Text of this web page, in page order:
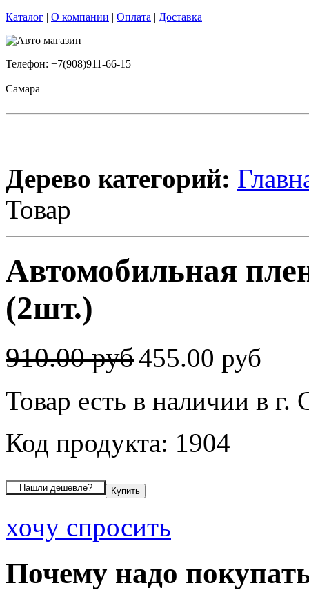
Каталог | О компании | Оплата | Доставка
Телефон: +7(908)911-66-15
Самара
Дерево категорий:
Товар
Автомобильная
(2шт.)
910.00 руб455.00 руб
Товар есть в наличии в г.
Код продукта: 1904
хочу спросить
Почему надо